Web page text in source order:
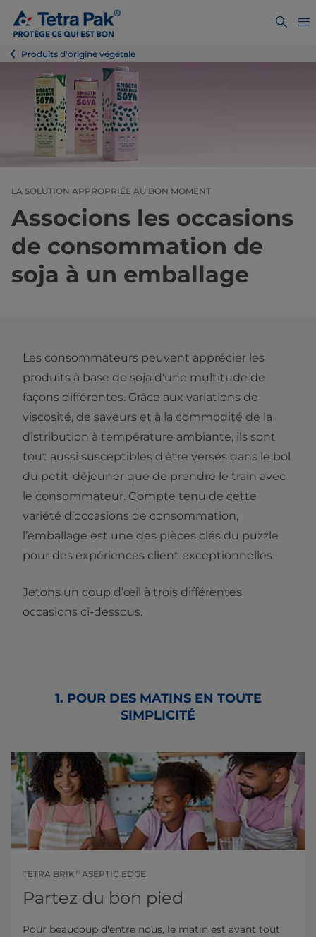
Produits d'origine végétale
LA SOLUTION APPROPRIÉE AU BON MOMENT
Associons les occasions
de consommation de
soja à un emballage
Les consommateurs peuvent apprécier les
produits à base de soja d'une multitude de
façons différentes. Grâce aux variations de
viscosité, de saveurs et à la commodité de la
distribution à température ambiante, ils sont
tout aussi susceptibles d'être versés dans le bol
du petit-déjeuner que de prendre le train avec
le consommateur. Compte tenu de cette
variété d’occasions de consommation,
l’emballage est une des pièces clés du puzzle
pour des expériences client exceptionnelles.
Jetons un coup d’œil à trois différentes
occasions ci-dessous.
1. POUR DES MATINS EN TOUTE
SIMPLICITÉ
TETRA BRIK® ASEPTIC EDGE
Partez du bon pied
Pour beaucoup d'entre nous, le matin est avant tout